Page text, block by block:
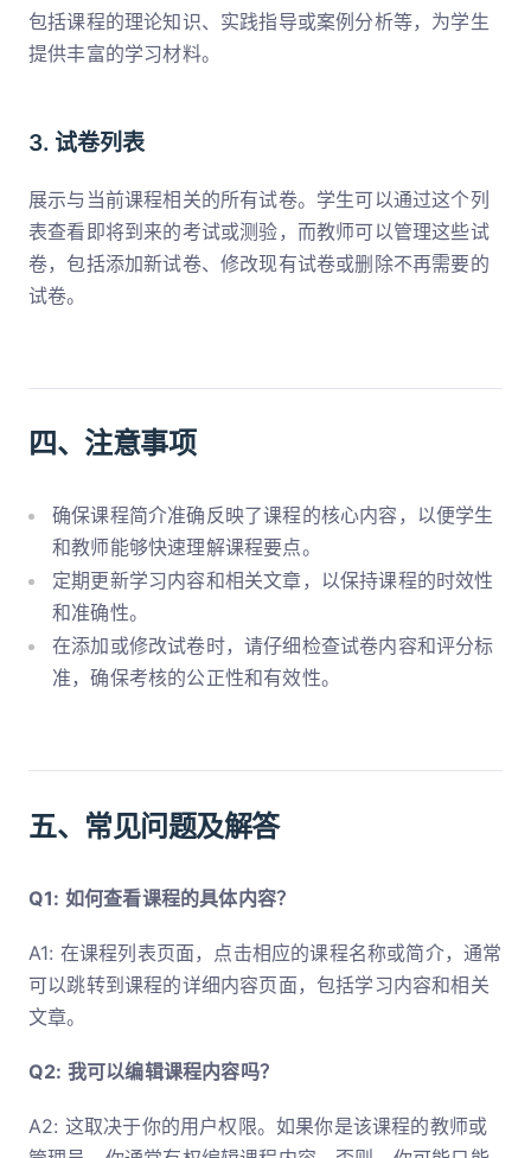
包括课程的理论知识、实践指导或案例分析等，为学生
提供丰富的学习材料。
3. 试卷列表
展示与当前课程相关的所有试卷。学生可以通过这个列
表查看即将到来的考试或测验，而教师可以管理这些试
卷，包括添加新试卷、修改现有试卷或删除不再需要的
试卷。
四、注意事项
确保课程简介准确反映了课程的核心内容，以便学生
和教师能够快速理解课程要点。
定期更新学习内容和相关文章，以保持课程的时效性
和准确性。
在添加或修改试卷时，请仔细检查试卷内容和评分标
准，确保考核的公正性和有效性。
五、常见问题及解答
Q1: 如何查看课程的具体内容？
A1: 在课程列表页面，点击相应的课程名称或简介，通常
可以跳转到课程的详细内容页面，包括学习内容和相关
文章。
Q2: 我可以编辑课程内容吗？
A2: 这取决于你的用户权限。如果你是该课程的教师或